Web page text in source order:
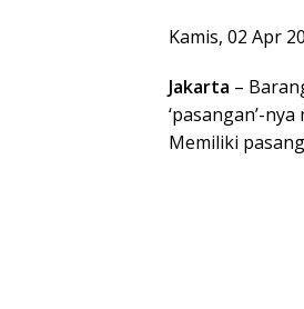
Kamis, 02 Apr
Jakarta –
‘pasangan’-
Memiliki